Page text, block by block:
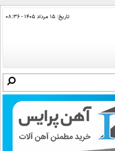
تاریخ: ۱۵ مرداد ۱۴۰۵ - ۰۸:۳۶